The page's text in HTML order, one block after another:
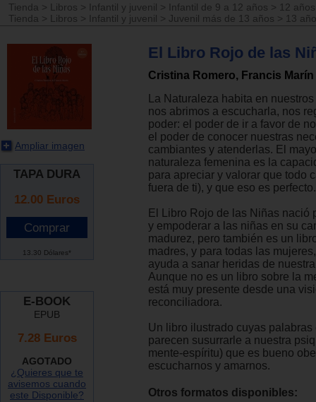
Tienda > Libros > Infantil y juvenil > Infantil de 9 a 12 años >
12 años
Tienda
> Libros > Infantil y juvenil > Juvenil más de 13 años > 13
Ampliar imagen
TAPA DURA
12.00 Euros
13.30 Dólares*
E-BOOK
EPUB
7.28 Euros
AGOTADO
¿Quieres que te
avisemos cuando
este Disponible?
El Libro Rojo de las
Cristina Romero, Francis Marín
La Naturaleza habita en
nos abrimos a escucharla, nos
poder: el poder de ir a favor de
el poder de conocer nuestras
cambiantes y atenderlas. El
naturaleza femenina es la
para apreciar y valorar que todo
fuera de ti), y que eso es perfecto.
El Libro Rojo de las Niñas nació
y empoderar a las niñas en su
madurez, pero también es un
madres, y para todas las
ayuda a sanar heridas de
Aunque no es un libro sobre la
está muy presente desde una
reconciliadora.
Un libro ilustrado cuyas palabras
parecen susurrarle a nuestra
mente-espíritu) que es bueno
escucharnos y amarnos.
Otros formatos disponibles: